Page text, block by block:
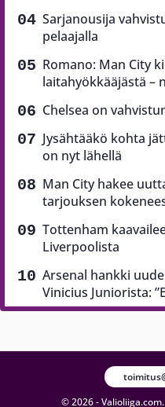
Sarjanousija
pelaajalla
Romano: Man City
laitahyökkääjästä –
Chelsea on
Jysähtääkö kohta
on nyt lähellä
Man City hakee
tarjouksen
Tottenham
Liverpoolista
Arsenal hankki
Vinicius Juniorista:
© 2026 -